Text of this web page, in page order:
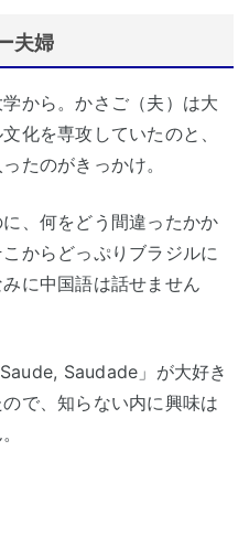
夫婦
から。かさご（夫）は大
文化を専攻していたのと、
たのがきっかけ。
、何をどう間違ったかか
からどっぷりブラジルに
に中国語は話せません
Saudade」が大好き
で、知らない内に興味は